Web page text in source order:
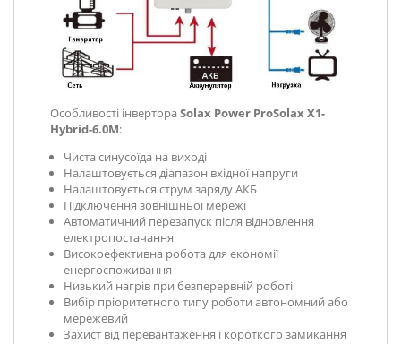
Особливості інвертораSolax Power ProSolax X1-
Hybrid-6.0М:
Чиста синусоїда на виході
Налаштовується діапазон вхідної напруги
Налаштовується струм заряду АКБ
Підключення зовнішньої мережі
Автоматичний перезапуск після відновлення
електропостачання
Високоефективна робота для економії
енергоспоживання
Низький нагрів при безперервній роботі
Вибір пріоритетного типу роботи автономний або
мережевий
Захист від перевантаження і короткого замикання